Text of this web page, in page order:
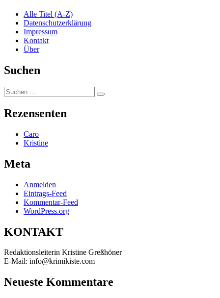
Alle Titel (A-Z)
Datenschutzerklärung
Impressum
Kontakt
Über
Suchen
Suchen
nach:
Suchen
Rezensenten
Caro
Kristine
Meta
Anmelden
Eintrags-Feed
Kommentar-Feed
WordPress.org
KONTAKT
Redaktionsleiterin Kristine Greßhöner
E-Mail: info@krimikiste.com
Neueste Kommentare